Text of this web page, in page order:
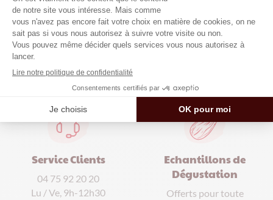
Livraison Gratuite
En France avec DPD, à
Paiement Sécurisé
Réalisez votre achat en ligne
Service Clients
04 75 92 20 20
Lu / Ve, 9h-12h30
Echantillons de
Dégustation
Offerts pour toute